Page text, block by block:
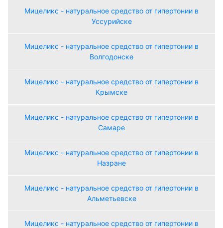
Мицеликс - натуральное средство от гипертонии в
Уссурийске
Мицеликс - натуральное средство от гипертонии в
Волгодонске
Мицеликс - натуральное средство от гипертонии в
Крымске
Мицеликс - натуральное средство от гипертонии в
Самаре
Мицеликс - натуральное средство от гипертонии в
Назране
Мицеликс - натуральное средство от гипертонии в
Альметьевске
Мицеликс - натуральное средство от гипертонии в